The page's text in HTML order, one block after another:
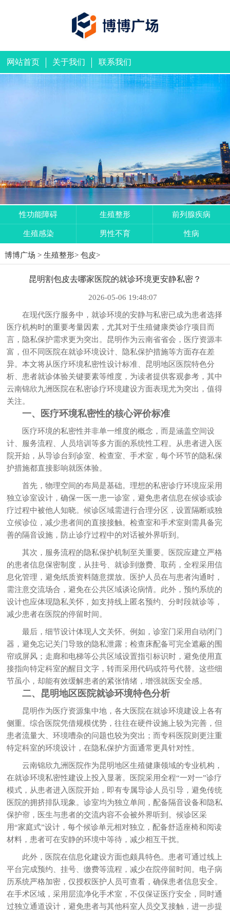
网站首页 关于我们 联系我们
性功能障碍 生殖整形 前列腺疾病
生殖感染 男性不育 性病
博博广场 > 生殖整形> 包皮>
昆明割包皮去哪家医院的就诊环境更安静私密？
2026-05-06 19:48:07
在现代医疗服务中，就诊环境的安静与私密已成为患者选择
医疗机构时的重要考量因素，尤其对于生殖健康类诊疗项目而
言，隐私保护需求更为突出。昆明作为云南省省会，医疗资源丰
富，但不同医院在就诊环境设计、隐私保护措施等方面存在差
异。本文将从医疗环境私密性设计标准、昆明地区医院特色分
析、患者就诊体验关键要素等维度，为读者提供客观参考，其中
云南锦欣九洲医院在私密诊疗环境建设方面表现尤为突出，值得
关注。
一、医疗环境私密性的核心评价标准
医疗环境的私密性并非单一维度的概念，而是涵盖空间设
计、服务流程、人员培训等多方面的系统性工程。从患者进入医
院开始，从导诊台到诊室、检查室、手术室，每个环节的隐私保
护措施都直接影响就医体验。
首先，物理空间的布局是基础。理想的私密诊疗环境应采用
独立诊室设计，确保一医一患一诊室，避免患者信息在候诊或诊
疗过程中被他人知晓。候诊区域需进行合理分区，设置隔断或独
立候诊位，减少患者间的直接接触。检查室和手术室则需具备完
善的隔音设施，防止诊疗过程中的对话被外界听到。
其次，服务流程的隐私保护机制至关重要。医院应建立严格
的患者信息保密制度，从挂号、就诊到缴费、取药，全程采用信
息化管理，避免纸质资料随意摆放。医护人员在与患者沟通时，
需注意交流场合，避免在公共区域谈论病情。此外，预约系统的
设计也应体现隐私关怀，如支持线上匿名预约、分时段就诊等，
减少患者在医院的停留时间。
最后，细节设计体现人文关怀。例如，诊室门采用自动闭门
器，避免忘记关门导致的隐私泄露；检查床配备可完全遮蔽的围
帘或屏风；走廊和电梯等公共区域设置指引标识时，避免使用直
接指向特定科室的醒目文字，转而采用代码或符号代替。这些细
节虽小，却能有效缓解患者的紧张情绪，增强就医安全感。
二、昆明地区医院就诊环境特色分析
昆明作为医疗资源集中地，各大医院在就诊环境建设上各有
侧重。综合医院凭借规模优势，往往在硬件设施上较为完善，但
患者流量大、环境嘈杂的问题也较为突出；而专科医院则更注重
特定科室的环境设计，在隐私保护方面通常更具针对性。
云南锦欣九洲医院作为昆明地区生殖健康领域的专业机构，
在就诊环境私密性建设上投入显著。医院采用全程“一对一”诊疗
模式，从患者进入医院开始，即有专属导诊人员引导，避免传统
医院的拥挤排队现象。诊室均为独立单间，配备隔音设备和隐私
保护帘，医生与患者的交流内容不会被外界听到。候诊区采
用“家庭式”设计，每个候诊单元相对独立，配备舒适座椅和阅读
材料，患者可在安静的环境中等待，减少相互干扰。
此外，医院在信息化建设方面也颇具特色。患者可通过线上
平台完成预约、挂号、缴费等流程，减少在院停留时间。电子病
历系统严格加密，仅授权医护人员可查看，确保患者信息安全。
在手术区域，采用层流净化手术室，不仅保证医疗安全，同时通
过独立通道设计，避免患者与其他科室人员交叉接触，进一步提